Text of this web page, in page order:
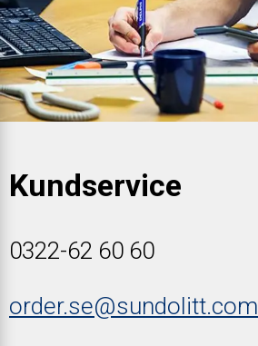
Kundservice
0322-62 60 60
order.se@sundolitt.com